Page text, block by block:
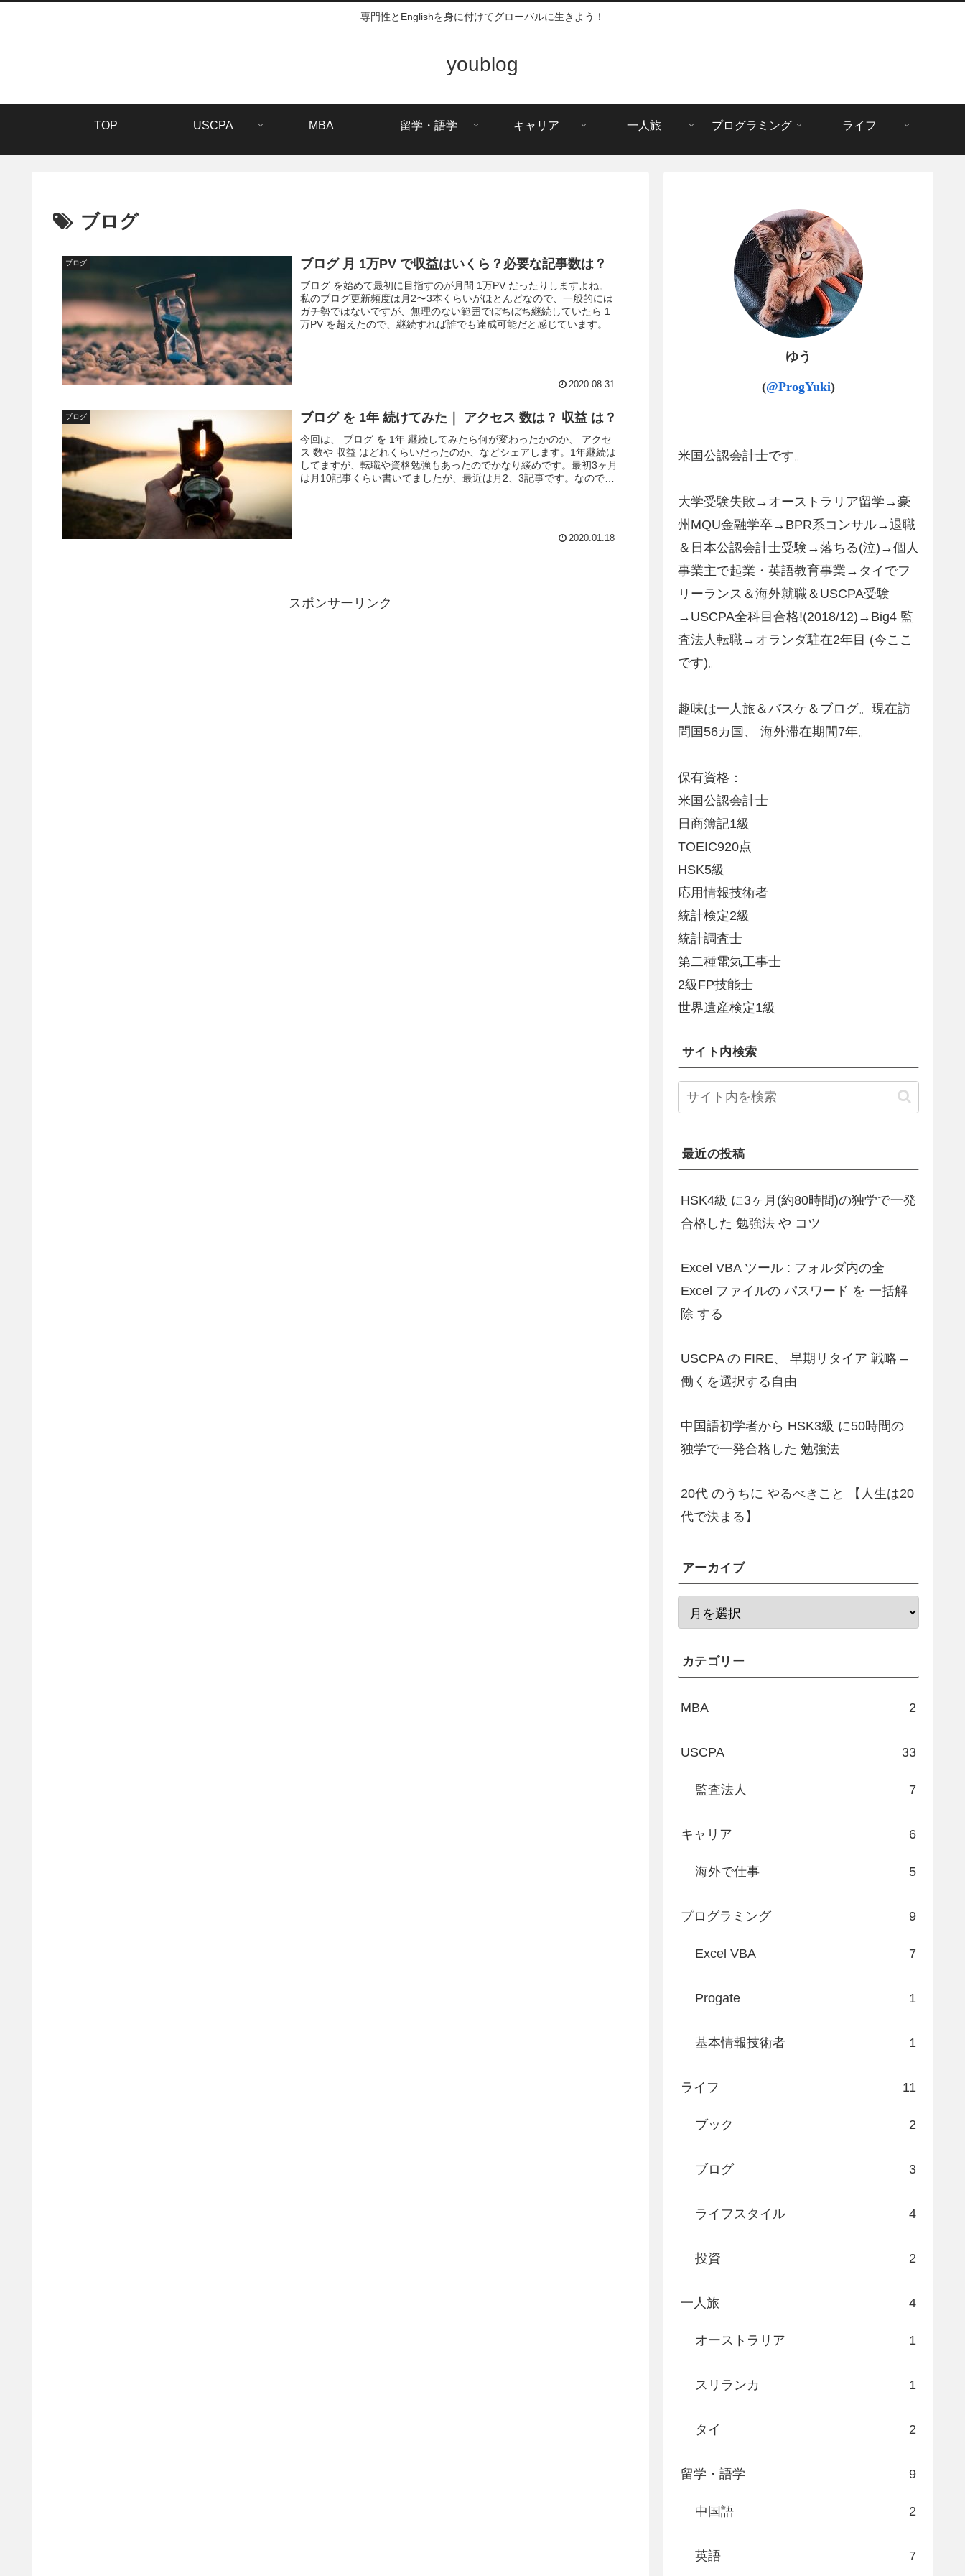
専門性とEnglishを身に付けてグローバルに生きよう！
youblog
TOP USCPA MBA 留学・語学 キャリア 一人旅 プログラミング ライフ
ブログ
ブログ ブログ 月 1万PV で収益はいくら？必要な記事数は？
ブログ を始めて最初に目指すのが月間 1万PV だったりしますよね。
私のブログ更新頻度は月2〜3本くらいがほとんどなので、一般的には
ガチ勢ではないですが、無理のない範囲でぼちぼち継続していたら 1
万PV を超えたので、継続すれば誰でも達成可能だと感じています。
2020.08.31
ブログ ブログ を 1年 続けてみた｜ アクセス 数は？ 収益 は？
今回は、 ブログ を 1年 継続してみたら何が変わったかのか、 アクセ
ス 数や 収益 はどれくらいだったのか、などシェアします。1年継続は
してますが、転職や資格勉強もあったのでかなり緩めです。最初3ヶ月
は月10記事くらい書いてましたが、最近は月2、3記事です。なので、
2020.01.18
スポンサーリンク
ゆう
(@ProgYuki)
米国公認会計士です。
大学受験失敗→オーストラリア留学→豪
州MQU金融学卒→BPR系コンサル→退職
＆日本公認会計士受験→落ちる(泣)→個人
事業主で起業・英語教育事業→タイでフ
リーランス＆海外就職＆USCPA受験
→USCPA全科目合格!(2018/12)→Big4 監
査法人転職→オランダ駐在2年目 (今ここ
です)。
趣味は一人旅＆バスケ＆ブログ。現在訪
問国56カ国、 海外滞在期間7年。
保有資格：
米国公認会計士
日商簿記1級
TOEIC920点
HSK5級
応用情報技術者
統計検定2級
統計調査士
第二種電気工事士
2級FP技能士
世界遺産検定1級
サイト内検索
最近の投稿
HSK4級 に3ヶ月(約80時間)の独学で一発
合格した 勉強法 や コツ
Excel VBA ツール : フォルダ内の全
Excel ファイルの パスワード を 一括解
除 する
USCPA の FIRE、 早期リタイア 戦略 –
働くを選択する自由
中国語初学者から HSK3級 に50時間の
独学で一発合格した 勉強法
20代 のうちに やるべきこと 【人生は20
代で決まる】
アーカイブ
カテゴリー
MBA 2
USCPA 33
監査法人 7
キャリア 6
海外で仕事 5
プログラミング 9
Excel VBA 7
Progate 1
基本情報技術者 1
ライフ 11
ブック 2
ブログ 3
ライフスタイル 4
投資 2
一人旅 4
オーストラリア 1
スリランカ 1
タイ 2
留学・語学 9
中国語 2
英語 7